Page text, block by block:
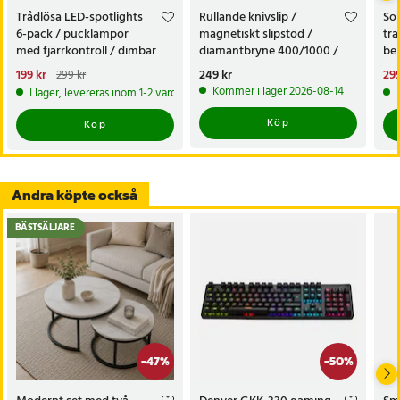
Trådlösa LED-spotlights
6-pack / pucklampor
med fjärrkontroll / dimbar
skåpbelysning
Nuvarande pris
199 krTidigare pris:299 kr
199 kr 299 kr
I lager, levereras inom 1-2 vardagar
Köp
Rullande knivslip /
magnetiskt slipstöd /
diamantbryne 400/1000 /
knivvässare med fasta vinklar
Pris:249 kr
249 kr
Kommer i lager 2026-08-14
Köp
Andra köpte också
-47%
BÄSTSÄLJARE
-50%